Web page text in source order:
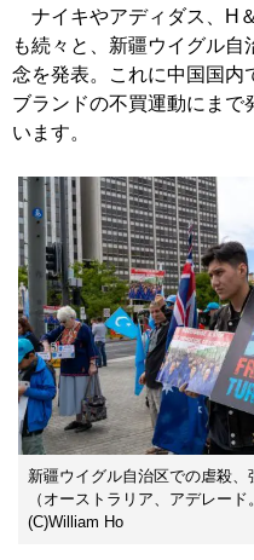
ナイキやアディダス、H
も続々と、新疆ウイグル自
念を発表。これに中国国内
ブランドの不買運動にまで
います。
新疆ウイグル自治区での虐殺
（オーストラリア、アデレード
(C)William Ho